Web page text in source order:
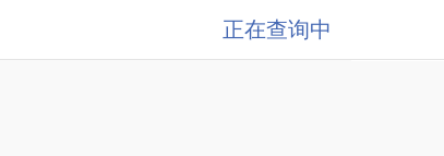
正在查询中